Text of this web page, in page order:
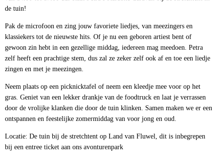
de tuin!
Pak de microfoon en zing jouw favoriete liedjes, van meezingers en
klassiekers tot de nieuwste hits. Of je nu een geboren artiest bent of
gewoon zin hebt in een gezellige middag, iedereen mag meedoen. Petra
zelf heeft een prachtige stem, dus zal ze zeker zelf ook af en toe een liedje
zingen en met je meezingen.
Neem plaats op een picknicktafel of neem een kleedje mee voor op het
gras. Geniet van een lekker drankje van de foodtruck en laat je verrassen
door de vrolijke klanken die door de tuin klinken. Samen maken we er een
ontspannen en feestelijke zomermiddag van voor jong en oud.
Locatie: De tuin bij de stretchtent op Land van Fluwel, dit is inbegrepen
bij een entree ticket aan ons avonturenpark